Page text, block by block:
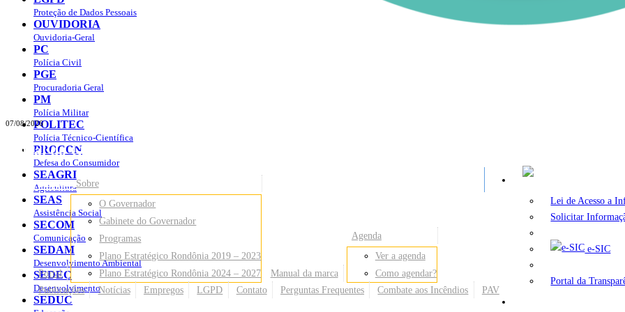
07/08/2026
Portal do Governo do
Governode Rondônia
Lei de Acesso a
Solicitar
e-SIC
Portal da
Portal
Sobre
O Governador
Gabinete do Governador
Programas
Plano Estratégico Rondônia 2019 – 2023
Plano Estratégico Rondônia 2024 – 2027
Manual da marca
Agenda
Ver a agenda
Como agendar?
Publicações
Notícias Empregos LGPD Contato Perguntas Frequentes Combate aos Incêndios PAV
Proteção de Dados Pessoais
OUVIDORIA
Ouvidoria-Geral
PC
Polícia Civil
PGE
Procuradoria Geral
PM
Polícia Militar
POLITEC
Polícia Técnico-Científica
PROCON
Defesa do Consumidor
SEAGRI
Agricultura
SEAS
Assistência Social
SECOM
Comunicação
SEDAM
Desenvolvimento Ambiental
SEDEC
Desenvolvimento
SEDUC